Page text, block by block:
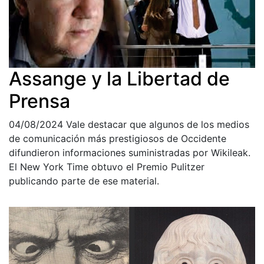
Assange y la Libertad de
Prensa
04/08/2024 Vale destacar que algunos de los medios
de comunicación más prestigiosos de Occidente
difundieron informaciones suministradas por Wikileak.
El New York Time obtuvo el Premio Pulitzer
publicando parte de ese material.